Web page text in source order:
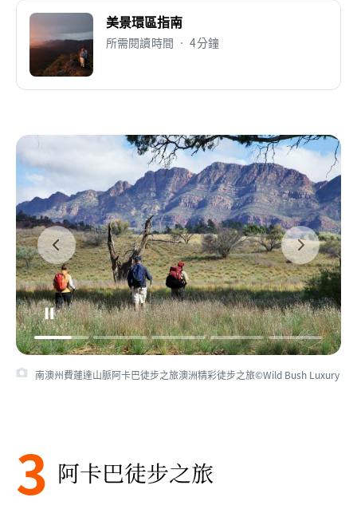
美景環區指南
所需閱讀時間 • 4分鐘
南澳州費蓮達山脈阿卡巴徒步之旅澳洲精彩徒步之旅©Wild Bush Luxury
3 阿卡巴徒步之旅